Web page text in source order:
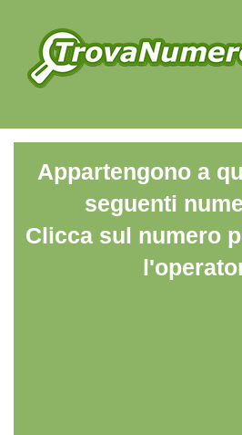
Appartengono a
seguenti
Clicca sul numero